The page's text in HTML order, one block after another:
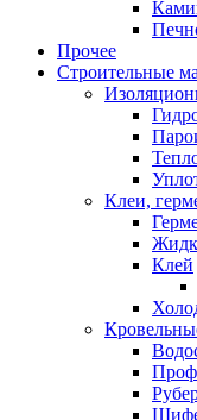
Прочее
Строительные
Клеи,
Клей